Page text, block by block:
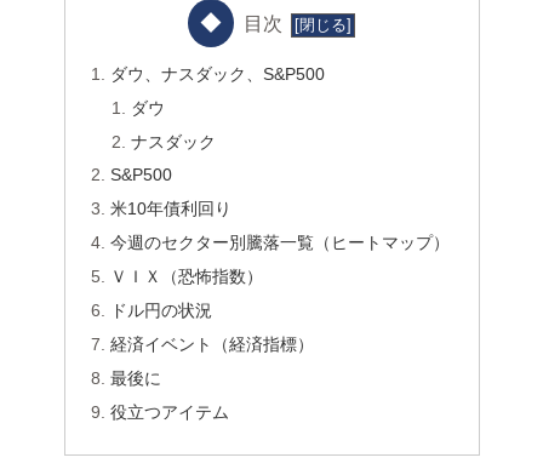
目次
ダウ、ナスダック、S&P500
ダウ
ナスダック
S&P500
米10年債利回り
今週のセクター別騰落一覧（ヒートマップ）
ＶＩＸ（恐怖指数）
ドル円の状況
経済イベント（経済指標）
最後に
役立つアイテム